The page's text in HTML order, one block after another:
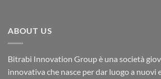
ABOUT US
Bitrabi Innovation Group è una società
innovativa che nasce per dar luogo a nuovi